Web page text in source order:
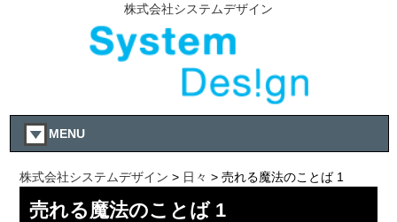
株式会社システムデザイン
MENU
株式会社システムデザイン > 日々 > 売れる魔法のことば 1
売れる魔法のことば 1